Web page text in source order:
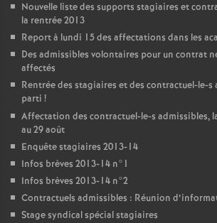
Nouvelle liste des supports stagiaires et
la rentrée 2013
Report à lundi 15 des affectations dans les
Des admissibles volontaires pour un contrat
affectés
Rentrée des stagiaires et des contractuel-le-s
parti !
Affectation des contractuel-le-s admissibles,
au 29 août
Enquête stagiaires 2013-14
Infos brèves 2013-14 n°1
Infos brèves 2013-14 n°2
Contractuels admissibles : Réunion
Stage syndical spécial stagiaires